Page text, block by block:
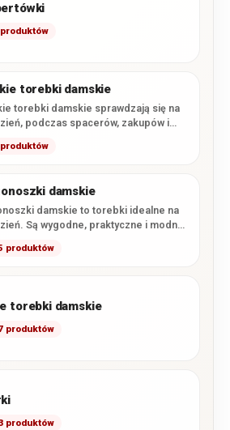
torebki damskie
torebki damskie sprawdzają się na
podczas spacerów, zakupów i
damskie
damskie to torebki idealne na
Są wygodne, praktyczne i modne.
produktów
torebki damskie
produktów
produktów